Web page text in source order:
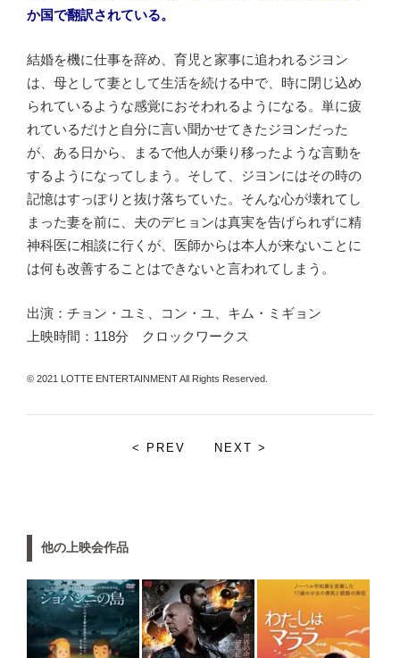
か国で翻訳されている。
結婚を機に仕事を辞め、育児と家事に追われるジヨン
は、母として妻として生活を続ける中で、時に閉じ込め
られているような感覚におそわれるようになる。単に疲
れているだけと自分に言い聞かせてきたジヨンだった
が、ある日から、まるで他人が乗り移ったような言動を
するようになってしまう。そして、ジヨンにはその時の
記憶はすっぽりと抜け落ちていた。そんな心が壊れてし
まった妻を前に、夫のデヒョンは真実を告げられずに精
神科医に相談に行くが、医師からは本人が来ないことに
は何も改善することはできないと言われてしまう。
出演：チョン・ユミ、コン・ユ、キム・ミギョン
上映時間：118分 クロックワークス
© 2021 LOTTE ENTERTAINMENT All Rights Reserved.
< PREV NEXT >
他の上映会作品